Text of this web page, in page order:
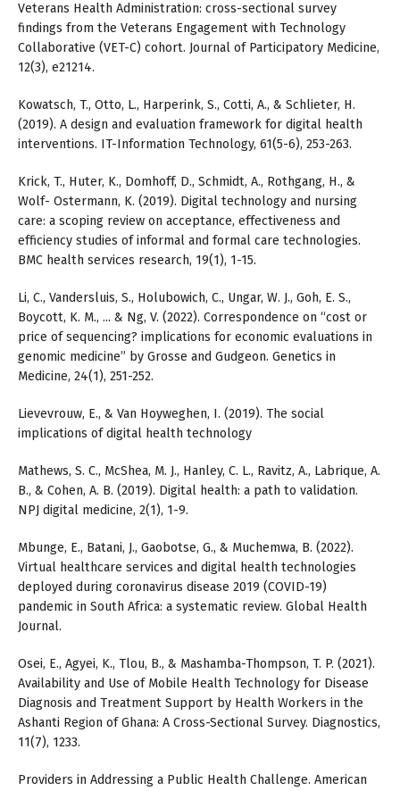
Veterans Health Administration: cross-sectional survey
findings from the Veterans Engagement with Technology
Collaborative (VET-C) cohort. Journal of Participatory Medicine,
12(3), e21214.
Kowatsch, T., Otto, L., Harperink, S., Cotti, A., & Schlieter, H.
(2019). A design and evaluation framework for digital health
interventions. IT-Information Technology, 61(5-6), 253-263.
Krick, T., Huter, K., Domhoff, D., Schmidt, A., Rothgang, H., &
Wolf- Ostermann, K. (2019). Digital technology and nursing
care: a scoping review on acceptance, effectiveness and
efficiency studies of informal and formal care technologies.
BMC health services research, 19(1), 1-15.
Li, C., Vandersluis, S., Holubowich, C., Ungar, W. J., Goh, E. S.,
Boycott, K. M., ... & Ng, V. (2022). Correspondence on “cost or
price of sequencing? implications for economic evaluations in
genomic medicine” by Grosse and Gudgeon. Genetics in
Medicine, 24(1), 251-252.
Lievevrouw, E., & Van Hoyweghen, I. (2019). The social
implications of digital health technology
Mathews, S. C., McShea, M. J., Hanley, C. L., Ravitz, A., Labrique, A.
B., & Cohen, A. B. (2019). Digital health: a path to validation.
NPJ digital medicine, 2(1), 1-9.
Mbunge, E., Batani, J., Gaobotse, G., & Muchemwa, B. (2022).
Virtual healthcare services and digital health technologies
deployed during coronavirus disease 2019 (COVID-19)
pandemic in South Africa: a systematic review. Global Health
Journal.
Osei, E., Agyei, K., Tlou, B., & Mashamba-Thompson, T. P. (2021).
Availability and Use of Mobile Health Technology for Disease
Diagnosis and Treatment Support by Health Workers in the
Ashanti Region of Ghana: A Cross-Sectional Survey. Diagnostics,
11(7), 1233.
Providers in Addressing a Public Health Challenge. American